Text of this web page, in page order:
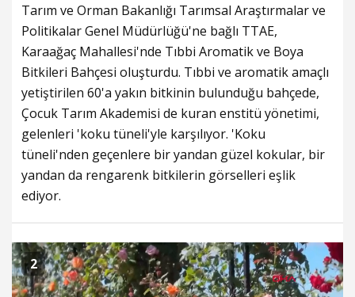
Tarım ve Orman Bakanlığı Tarımsal Araştırmalar ve
Politikalar Genel Müdürlüğü'ne bağlı TTAE,
Karaağaç Mahallesi'nde Tıbbi Aromatik ve Boya
Bitkileri Bahçesi oluşturdu. Tıbbi ve aromatik amaçlı
yetiştirilen 60'a yakın bitkinin bulunduğu bahçede,
Çocuk Tarım Akademisi de kuran enstitü yönetimi,
gelenleri 'koku tüneli'yle karşılıyor. 'Koku
tüneli'nden geçenlere bir yandan güzel kokular, bir
yandan da rengarenk bitkilerin görselleri eşlik
ediyor.
2